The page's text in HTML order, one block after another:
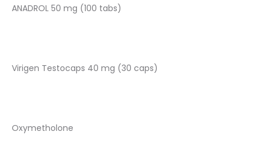
ANADROL 50 mg (100 tabs)
Virigen Testocaps 40 mg (30 caps)
Oxymetholone